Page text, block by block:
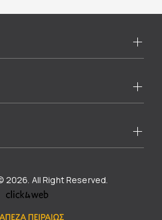
2026. All Right Reserved.